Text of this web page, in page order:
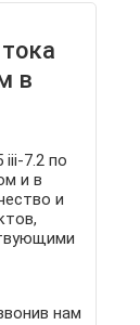
в
7.2 по
и в
и
нам